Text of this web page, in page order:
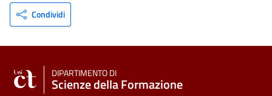
Condividi
DIPARTIMENTO DI
Scienze della Formazione